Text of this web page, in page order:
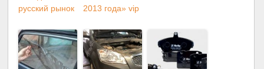
русский рынок
2013 года» vip